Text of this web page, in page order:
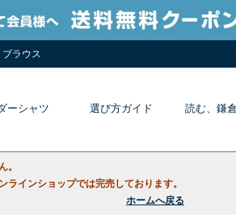
ラウス
ーシャツ 選び方ガイド 読む、鎌
。
ラインショップでは完売しております。
ホームへ戻る